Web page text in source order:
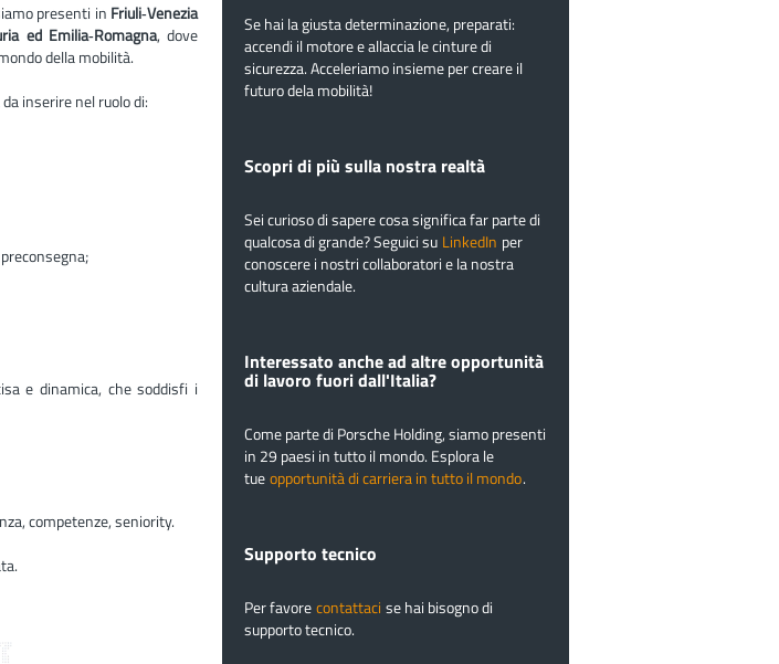
presenti in Friuli‑Venezia
ed Emilia‑Romagna, dove
della mobilità.
inserire nel ruolo di:
e dinamica, che soddisfi i
competenze, seniority.
Se hai la giusta determinazione, preparati:
accendi il motore e allaccia le cinture di
sicurezza. Acceleriamo insieme per creare il
futuro dela mobilità!
Scopri di più sulla nostra realtà
Sei curioso di sapere cosa significa far parte di
qualcosa di grande? Seguici su LinkedIn per
conoscere i nostri collaboratori e la nostra
cultura aziendale.
Interessato anche ad altre opportunità
di lavoro fuori dall'Italia?
Come parte di Porsche Holding, siamo presenti
in 29 paesi in tutto il mondo. Esplora le
tueopportunità di carriera in tutto il mondo.
Supporto tecnico
Per favorecontattaci se hai bisogno di
supporto tecnico.